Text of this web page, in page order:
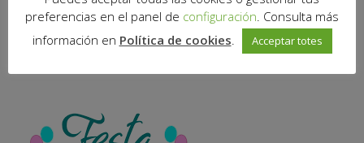
motiu de la festivitat del dia de l’Assumpció de la Mare de Deu.
Bona diada!
preferencias en el panel de configuración . Consulta más
información en Política de cookies Acceptar totes